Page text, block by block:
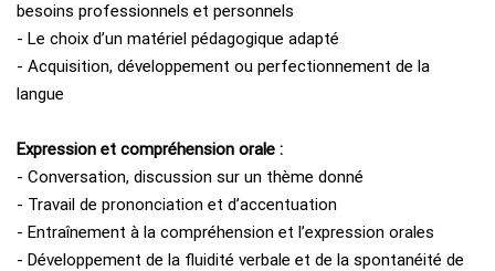
besoins professionnels et personnels
- Le choix d’un matériel pédagogique adapté
- Acquisition, développement ou perfectionnement de la
langue
Expression et compréhension orale :
- Conversation, discussion sur un thème donné
- Travail de prononciation et d’accentuation
- Entraînement à la compréhension et l’expression orales
- Développement de la fluidité verbale et de la spontanéité de